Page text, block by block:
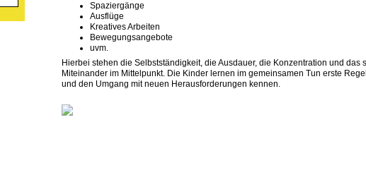
Spaziergänge
Ausflüge
Kreatives Arbeiten
Bewegungsangebote
uvm.
Hierbei stehen die Selbstständigkeit, die Ausdauer, die Konzentration und das
Miteinander im Mittelpunkt. Die Kinder lernen im gemeinsamen Tun erste
und den Umgang mit neuen Herausforderungen kennen.